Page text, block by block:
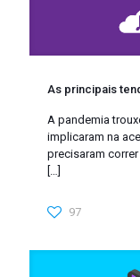
As principais
A pandemia
implicaram na
precisaram
[…]
97